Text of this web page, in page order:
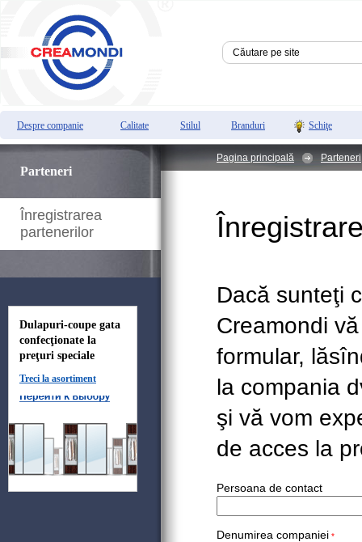
Despre companie Calitate Stilul Branduri Schiţe
Parteneri
Înregistrarea
partenerilor
Dulapuri-coupe gata
confecţionate la
preţuri speciale
Treci la asortiment
Pagina principală Parteneri
Dacă sunteţi
Creamondi
formular,
la compania
şi vă vom
de acces la
Persoana de contact
Denumirea companiei *